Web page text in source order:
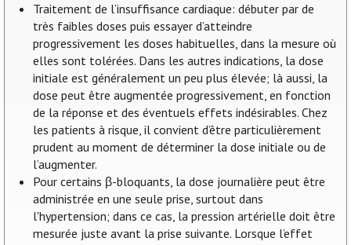
Traitement de l’insuffisance cardiaque: débuter par de
très faibles doses puis essayer d’atteindre
progressivement les doses habituelles, dans la mesure où
elles sont tolérées. Dans les autres indications, la dose
initiale est généralement un peu plus élevée; là aussi, la
dose peut être augmentée progressivement, en fonction
de la réponse et des éventuels effets indésirables. Chez
les patients à risque, il convient d’être particulièrement
prudent au moment de déterminer la dose initiale ou de
l’augmenter.
Pour certains β-bloquants, la dose journalière peut être
administrée en une seule prise, surtout dans
l'hypertension; dans ce cas, la pression artérielle doit être
mesurée juste avant la prise suivante. Lorsque l’effet